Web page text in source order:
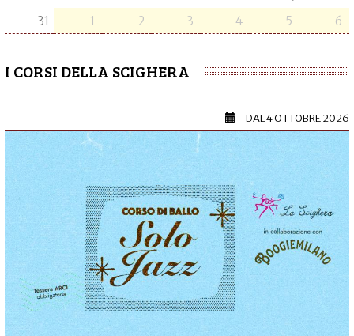
31
1 2 3 4 5 6
I CORSI DELLA SCIGHERA
DAL4 OTTOBRE 2026